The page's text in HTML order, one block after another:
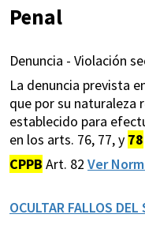
Penal
Denuncia - Violación
La denuncia prevista
que por su naturaleza
establecido para
en los arts. 76, 77, y 78
CPPB Art. 82 Ver
OCULTAR FALLOS DEL